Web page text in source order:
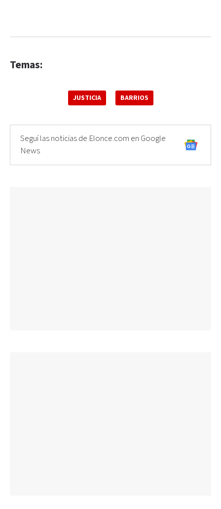
Temas:
JUSTICIA BARRIOS
Seguí las noticias de Elonce.com en Google
News